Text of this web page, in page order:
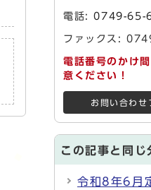
電話:0749-65-
ファックス:
電話番号のかけ
意ください！
お問い合わせ
この記事と同じ
令和8年6月